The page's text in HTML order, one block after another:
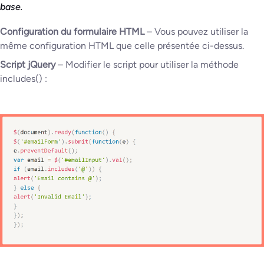
base.
Configuration du formulaire HTML– Vous pouvez utiliser la
même configuration HTML que celle présentée ci-dessus.
Script jQuery– Modifier le script pour utiliser la méthode
includes() :